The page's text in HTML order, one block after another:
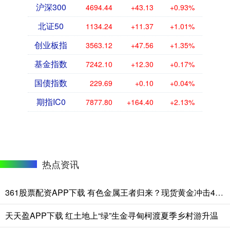
沪深300 4694.44 +43.13 +0.93%
北证50 1134.24 +11.37 +1.01%
创业板指 3563.12 +47.56 +1.35%
基金指数 7242.10 +12.30 +0.17%
国债指数 229.69 +0.10 +0.04%
期指IC0 7877.80 +164.40 +2.13%
热点资讯
361股票配资APP下载 有色金属王者归来？现货黄金冲击4300美元！云南锗业三连板，华宝基金有色ETF（159876）盘中拉升2.45%
天天盈APP下载 红土地上“绿”生金寻甸柯渡夏季乡村游升温